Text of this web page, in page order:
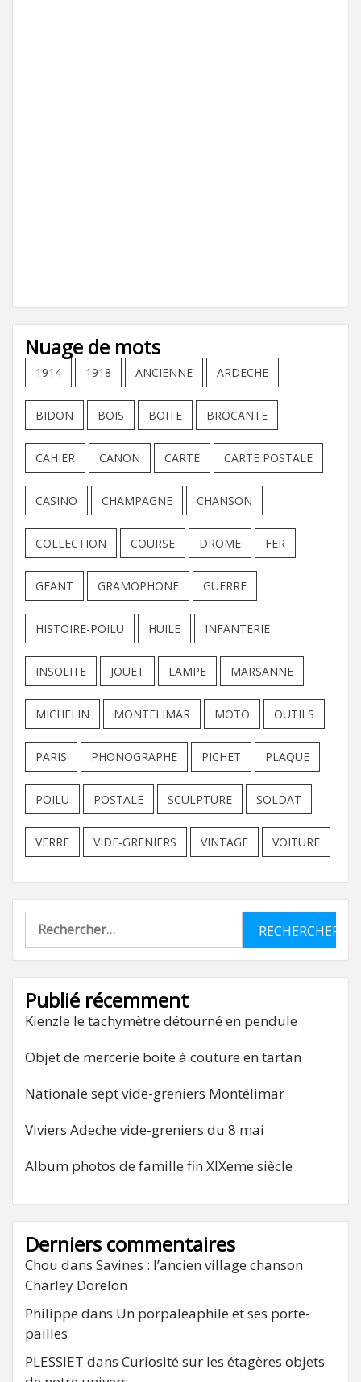
Nuage de mots
1914 1918 ANCIENNE ARDECHE
BIDON BOIS BOITE BROCANTE
CAHIER CANON CARTE CARTE POSTALE
CASINO CHAMPAGNE CHANSON
COLLECTION COURSE DROME FER
GEANT GRAMOPHONE GUERRE
HISTOIRE-POILU HUILE INFANTERIE
INSOLITE JOUET LAMPE MARSANNE
MICHELIN MONTELIMAR MOTO OUTILS
PARIS PHONOGRAPHE PICHET PLAQUE
POILU POSTALE SCULPTURE SOLDAT
VERRE VIDE-GRENIERS VINTAGE VOITURE
Rechercher :
Publié récemment
Kienzle le tachymètre détourné en pendule
Objet de mercerie boite à couture en tartan
Nationale sept vide-greniers Montélimar
Viviers Adeche vide-greniers du 8 mai
Album photos de famille fin XIXeme siècle
Derniers commentaires
Chou dans Savines : l’ancien village chanson
Charley Dorelon
Philippe dans Un porpaleaphile et ses porte-
pailles
PLESSIET dans Curiosité sur les étagères objets